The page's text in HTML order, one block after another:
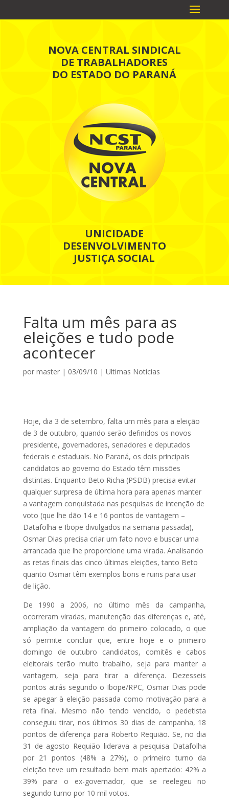
NOVA CENTRAL SINDICAL
DE TRABALHADORES
DO ESTADO DO PARANÁ
UNICIDADE
DESENVOLVIMENTO
JUSTIÇA SOCIAL
Falta um mês para as
eleições e tudo pode
acontecer
por master| 03/09/10 | Ultimas Notícias
Hoje, dia 3 de setembro, falta um mês para a eleição
de 3 de outubro, quando serão definidos os novos
presidente, governadores, senadores e deputados
federais e estaduais. No Paraná, os dois principais
candidatos ao governo do Estado têm missões
distintas. Enquanto Beto Richa (PSDB) precisa evitar
qualquer surpresa de última hora para apenas manter
a vantagem conquistada nas pesquisas de intenção de
voto (que lhe dão 14 e 16 pontos de vantagem –
Datafolha e Ibope divulgados na semana passada),
Osmar Dias precisa criar um fato novo e buscar uma
arrancada que lhe proporcione uma virada. Analisando
as retas finais das cinco últimas eleições, tanto Beto
quanto Osmar têm exemplos bons e ruins para usar
de lição.
De 1990 a 2006, no último mês da campanha,
ocorreram viradas, manutenção das diferenças e, até,
ampliação da vantagem do primeiro colocado, o que
só permite concluir que, entre hoje e o primeiro
domingo de outubro candidatos, comitês e cabos
eleitorais terão muito trabalho, seja para manter a
vantagem, seja para tirar a diferença. Dezesseis
pontos atrás segundo o Ibope/RPC, Osmar Dias pode
se apegar à eleição passada como motivação para a
reta final. Mesmo não tendo vencido, o pedetista
conseguiu tirar, nos últimos 30 dias de campanha, 18
pontos de diferença para Roberto Requião. Se, no dia
31 de agosto Requião liderava a pesquisa Datafolha
por 21 pontos (48% a 27%), o primeiro turno da
eleição teve um resultado bem mais apertado: 42% a
39% para o ex-governador, que se reelegeu no
segundo turno por 10 mil votos.